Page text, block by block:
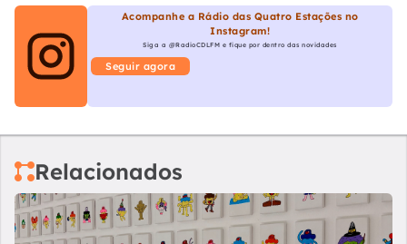
Acompanhe a Rádio das Quatro Estações no
Instagram!
Siga a @RadioCDLFM e fique por dentro das novidades
Seguir agora
Relacionados